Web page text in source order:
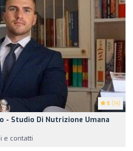
5 (14)
- Studio Di Nutrizione Umana
e contatti